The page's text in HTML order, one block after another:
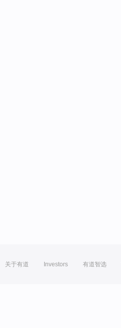
关于有道 Investors 有道智选